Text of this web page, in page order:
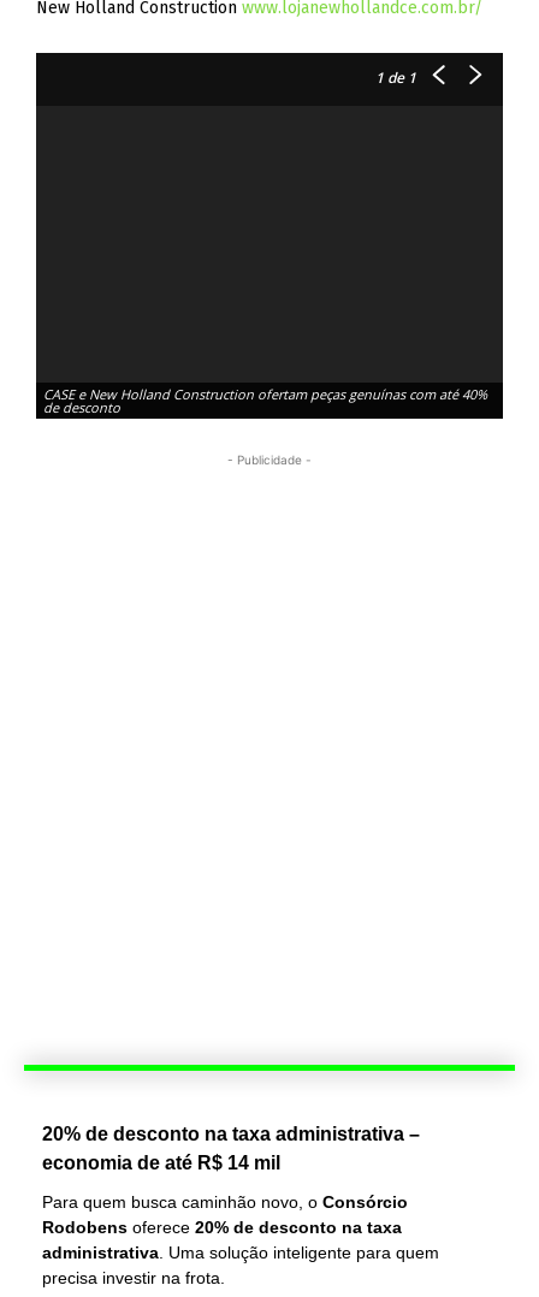
New Holland Constructionwww.lojanewhollandce.com.br/
1de 1
CASE e New Holland Construction ofertam peças genuínas com até 40%
de desconto
- Publicidade -
20% de desconto na taxa administrativa –
economia de até R$ 14 mil
Para quem busca caminhão novo, o Consórcio
Rodobens oferece 20% de desconto na taxa
administrativa . Uma solução inteligente para quem
precisa investir na frota.